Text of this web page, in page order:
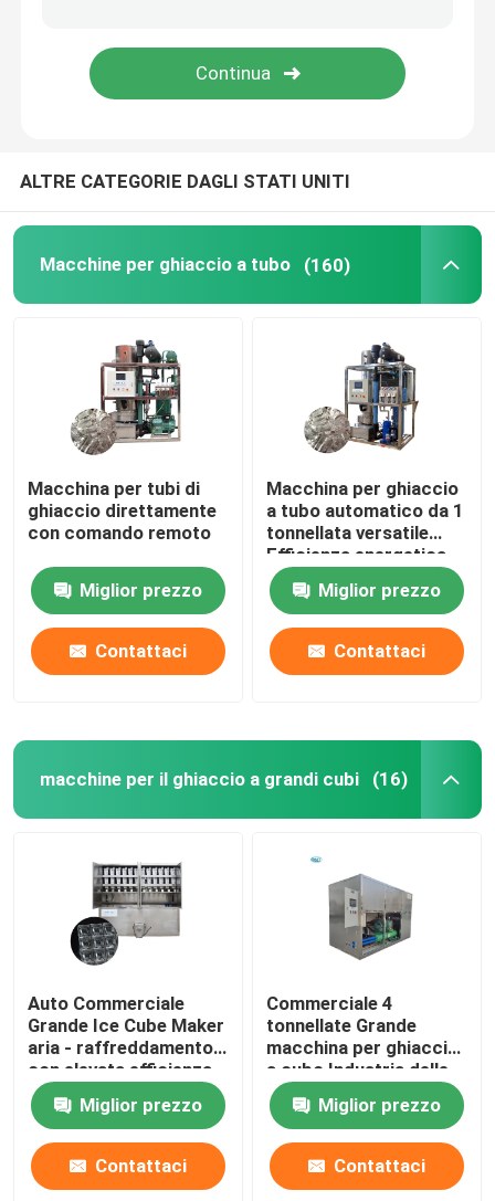
Macchine per la frantumazione del ghiaccio
Congelatore per celle frigorifere
Miscelatore di gelato commerciale
ALTRE CATEGORIE DAGLI STATI UNITI
Macchine per ghiaccio a tubo (160)
Macchina per tubi di
ghiaccio direttamente
con comando remoto
Miglior prezzo
Contattaci
Macchina per ghiaccio
a tubo automatico da 1
tonnellata versatile
Efficienza energetica
Miglior prezzo
Contattaci
macchine per il ghiaccio a grandi cubi (16)
Auto Commerciale
Grande Ice Cube Maker
aria - raffreddamento
con elevata efficienza
Miglior prezzo
Contattaci
Commerciale 4
tonnellate Grande
macchina per ghiaccio
a cubo Industria delle
bevande Grande
fabbricante di ghiaccio
a cubo
Miglior prezzo
Contattaci